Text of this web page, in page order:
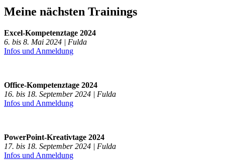
Meine nächsten Trainings
Excel-Kompetenztage 2024
6. bis 8. Mai 2024 | Fulda
Infos und Anmeldung
Office-Kompetenztage 2024
16. bis 18. September 2024 | Fulda
Infos und Anmeldung
PowerPoint-Kreativtage 2024
17. bis 18. September 2024 | Fulda
Infos und Anmeldung